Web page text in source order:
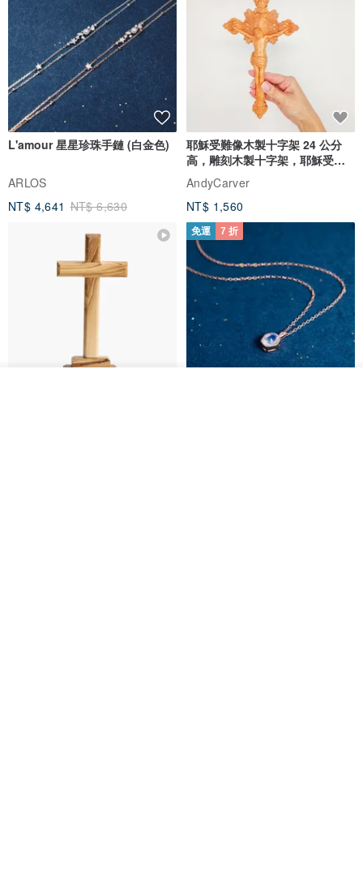
產地：美國 容量：7g
重量：76g
【保存期限】
正確效期請以實際出貨實品標示為主。
【注意事項】
※ 避光保存放至陰涼處
※ 請將商品放置陰涼處以避免變質。
※ 因電腦螢幕設定及個人觀感之差異，本賣場之商品圖片僅供參考，
以收到實際商品為準。
※ 個人衛生用品性質具備消保法第十九條所定之合理例外情事，拆封
後不得於七日內不附理由解除契約，如欲退貨請勿拆封。
L'amour 星星珍珠手鏈 (白金色)
ARLOS
NT$ 4,641 NT$ 6,630
耶穌受難像木製十字架 24 公分
高，雕刻木製十字架，耶穌受難
像天主教十字架
AndyCarver
NT$ 1,560
免運 7 折